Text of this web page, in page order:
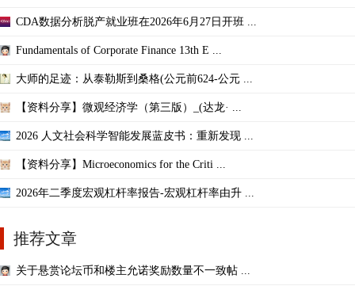
CDA数据分析脱产就业班在2026年6月27日开班 ...
Fundamentals of Corporate Finance 13th E ...
大师的足迹：从泰勒斯到桑格(公元前624-公元 ...
【资料分享】微观经济学（第三版）_(达龙· ...
2026 人文社会科学智能发展蓝皮书：重新发现 ...
【资料分享】Microeconomics for the Criti ...
2026年二季度宏观杠杆率报告-宏观杠杆率由升 ...
推荐文章
关于悬赏论坛币和楼主允诺奖励数量不一致帖 ...